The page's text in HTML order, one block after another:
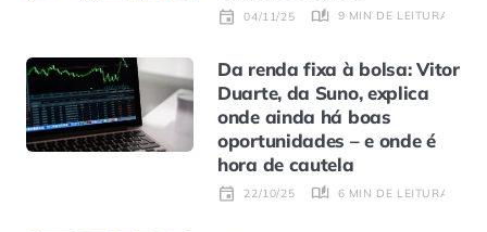
04/11/25 9 MIN DE LEITURA
Da renda fixa à bolsa: Vitor
Duarte, da Suno, explica
onde ainda há boas
oportunidades – e onde é
hora de cautela
22/10/25 6 MIN DE LEITURA